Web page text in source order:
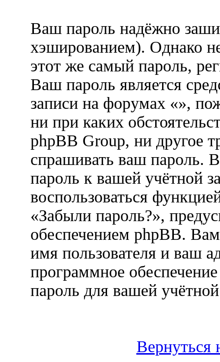
Ваш пароль надёжно
хэшированием). Однако
этот же самый пароль,
Ваш пароль является
записи на форумах «»,
ни при каких
phpBB Group, ни другое
спрашивать ваш пароль.
пароль к вашей учётной
воспользоваться
«Забыли пароль?»,
обеспечением phpBB.
имя пользователя и ваш
программное
пароль для вашей
Вернуться